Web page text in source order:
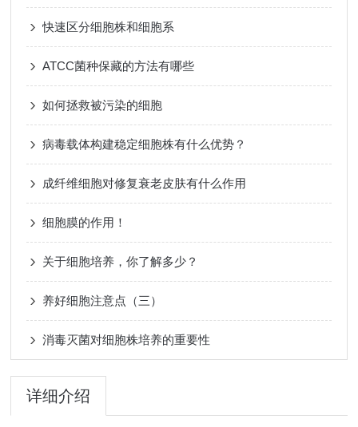
快速区分细胞株和细胞系
ATCC菌种保藏的方法有哪些
如何拯救被污染的细胞
病毒载体构建稳定细胞株有什么优势？
成纤维细胞对修复衰老皮肤有什么作用
细胞膜的作用！
关于细胞培养，你了解多少？
养好细胞注意点（三）
消毒灭菌对细胞株培养的重要性
详细介绍